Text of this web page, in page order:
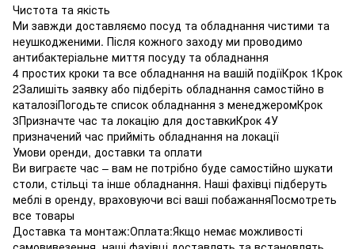
Чистота та якість
Ми завжди доставляємо посуд та обладнання чистими та
неушкодженими. Після кожного заходу ми проводимо
антибактеріальне миття посуду та обладнання
4 простих кроки та все обладнання на вашій подіїКрок 1Крок
2Залишіть заявку або підберіть обладнання самостійно в
каталозіПогодьте список обладнання з менеджеромКрок
3Призначте час та локацію для доставкиКрок 4У
призначений час прийміть обладнання на локації
Умови оренди, доставки та оплати
Ви виграєте час – вам не потрібно буде самостійно шукати
столи, стільці та інше обладнання. Наші фахівці підберуть
меблі в оренду, враховуючи всі ваші побажанняПосмотреть
все товары
Доставка та монтаж:Оплата:Якщо немає можливості